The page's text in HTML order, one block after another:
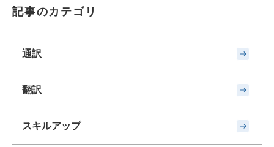
記事のカテゴリ
通訳
翻訳
スキルアップ